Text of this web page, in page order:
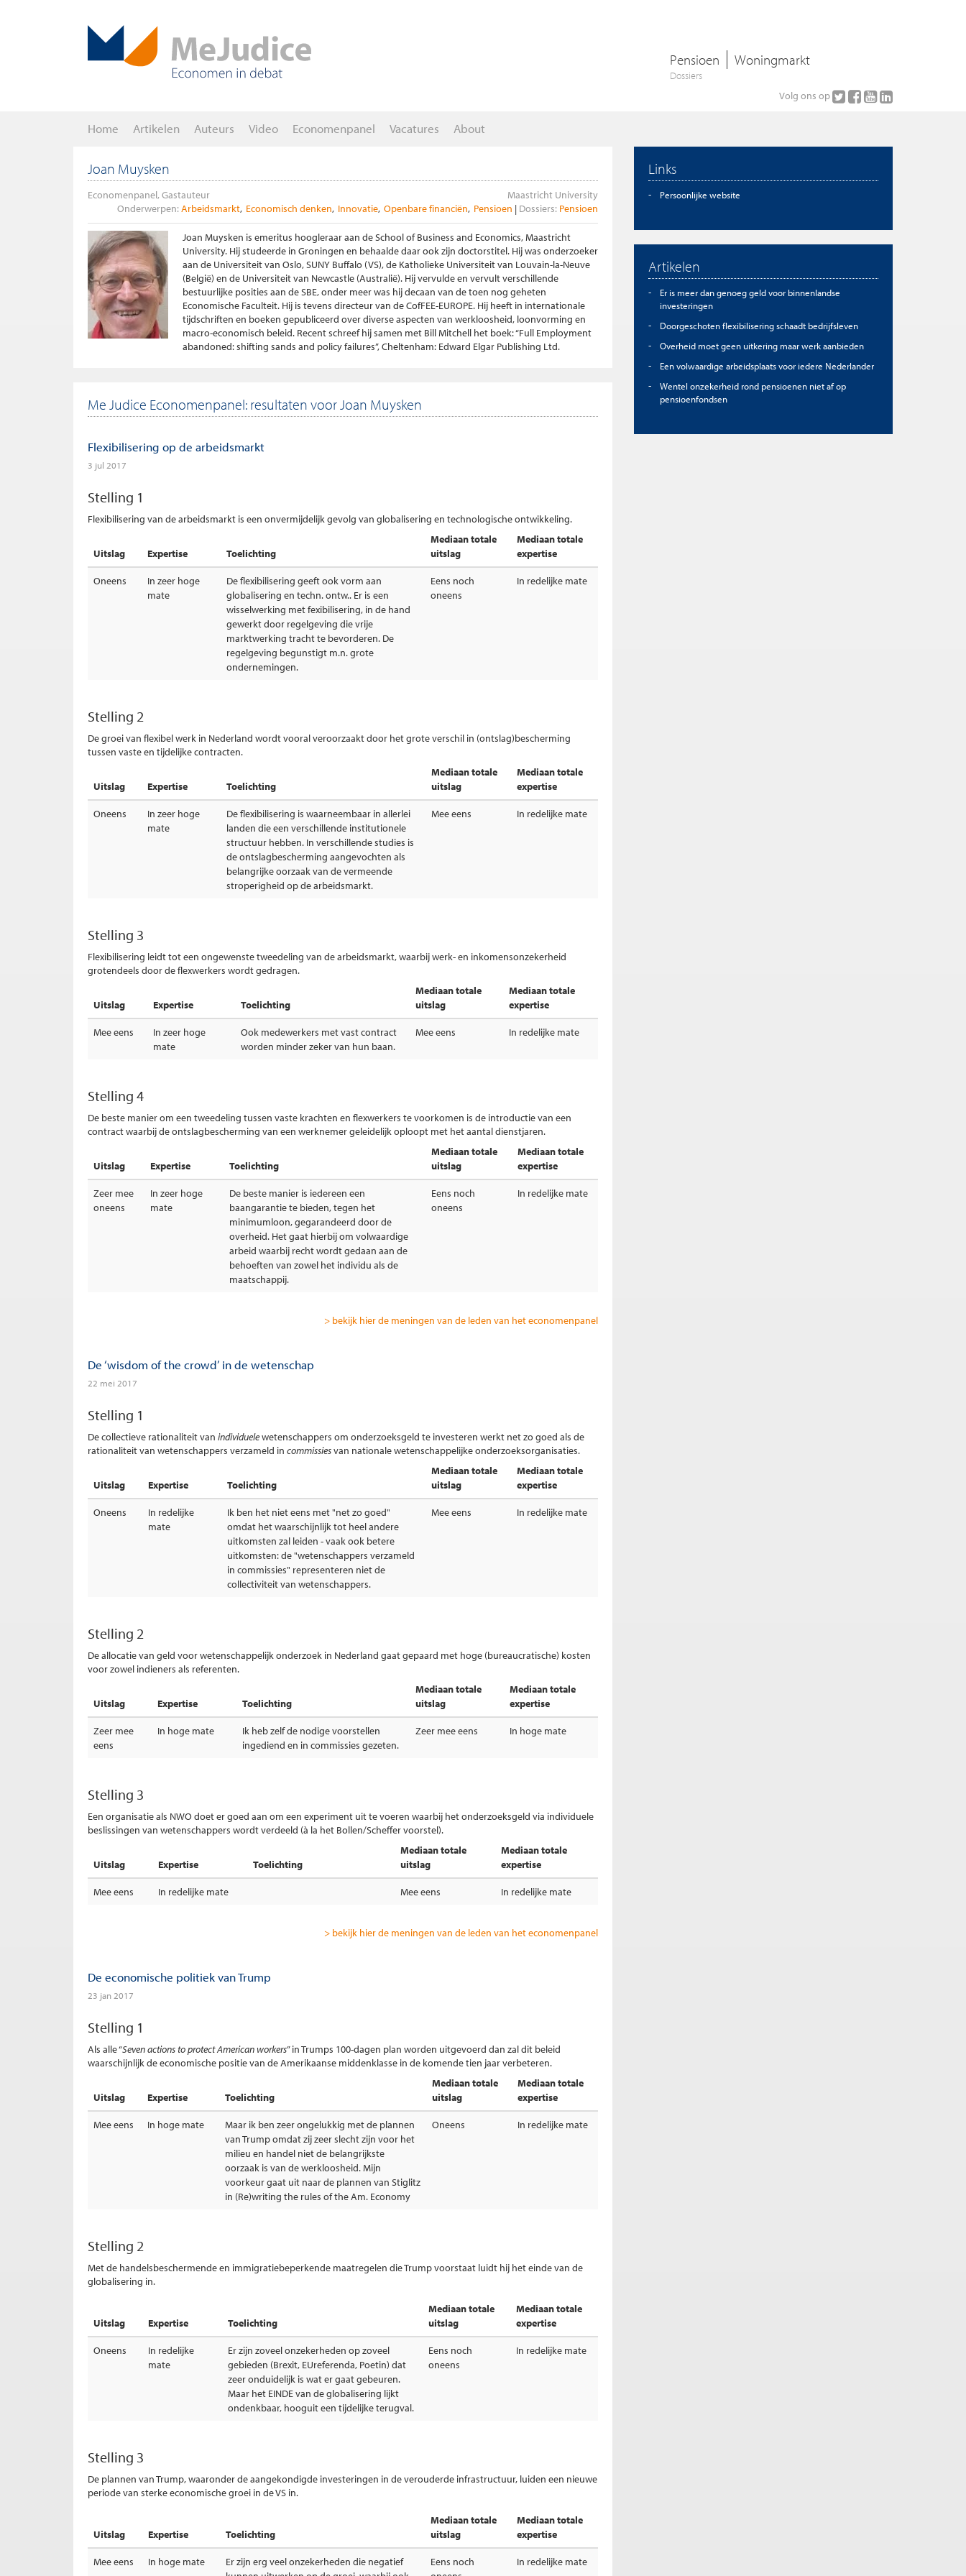
Pensioen Woningmarkt
Dossiers
Volg ons op
Home Artikelen Auteurs Video Economenpanel Vacatures About
Joan Muysken
Economenpanel, Gastauteur
Maastricht University
Onderwerpen: Arbeidsmarkt Economisch denken Innovatie Openbare financiën Pensioen Dossiers: Pensioen
Joan Muysken is emeritus hoogleraar aan de School of Business and Economics, Maastricht
University. Hij studeerde in Groningen en behaalde daar ook zijn doctorstitel. Hij was onderzoeker
aan de Universiteit van Oslo, SUNY Buffalo (VS), de Katholieke Universiteit van Louvain-la-Neuve
(België) en de Universiteit van Newcastle (Australië). Hij vervulde en vervult verschillende
bestuurlijke posities aan de SBE, onder meer was hij decaan van de toen nog geheten
Economische Faculteit. Hij is tevens directeur van de CofFEE-EUROPE. Hij heeft in internationale
tijdschriften en boeken gepubliceerd over diverse aspecten van werkloosheid, loonvorming en
macro-economisch beleid. Recent schreef hij samen met Bill Mitchell het boek: “Full Employment
abandoned: shifting sands and policy failures”, Cheltenham: Edward Elgar Publishing Ltd.
Me Judice Economenpanel: resultaten voor Joan Muysken
Flexibilisering op de arbeidsmarkt
3 jul 2017
Stelling 1
Flexibilisering van de arbeidsmarkt is een onvermijdelijk gevolg van globalisering en technologische ontwikkeling.
Uitslag Expertise Toelichting
Mediaan totale
uitslag
Mediaan totale
expertise
Oneens
In zeer hoge
mate
De flexibilisering geeft ook vorm aan
globalisering en techn. ontw.. Er is een
wisselwerking met fexibilisering, in de hand
gewerkt door regelgeving die vrije
marktwerking tracht te bevorderen. De
regelgeving begunstigt m.n. grote
ondernemingen.
Eens noch
oneens
In redelijke mate
Stelling 2
De groei van flexibel werk in Nederland wordt vooral veroorzaakt door het grote verschil in (ontslag)bescherming
tussen vaste en tijdelijke contracten.
Uitslag Expertise Toelichting
Mediaan totale
uitslag
Mediaan totale
expertise
Oneens
In zeer hoge
mate
De flexibilisering is waarneembaar in allerlei
landen die een verschillende institutionele
structuur hebben. In verschillende studies is
de ontslagbescherming aangevochten als
belangrijke oorzaak van de vermeende
stroperigheid op de arbeidsmarkt.
Mee eens In redelijke mate
Stelling 3
Flexibilisering leidt tot een ongewenste tweedeling van de arbeidsmarkt, waarbij werk- en inkomensonzekerheid
grotendeels door de flexwerkers wordt gedragen.
Uitslag Expertise Toelichting
Mediaan totale
uitslag
Mediaan totale
expertise
Mee eens
In zeer hoge
mate
Ook medewerkers met vast contract
worden minder zeker van hun baan.
Mee eens In redelijke mate
Stelling 4
De beste manier om een tweedeling tussen vaste krachten en flexwerkers te voorkomen is de introductie van een
contract waarbij de ontslagbescherming van een werknemer geleidelijk oploopt met het aantal dienstjaren.
Uitslag Expertise Toelichting
Mediaan totale
uitslag
Mediaan totale
expertise
Zeer mee
oneens
In zeer hoge
mate
De beste manier is iedereen een
baangarantie te bieden, tegen het
minimumloon, gegarandeerd door de
overheid. Het gaat hierbij om volwaardige
arbeid waarbij recht wordt gedaan aan de
behoeften van zowel het individu als de
maatschappij.
Eens noch
oneens
In redelijke mate
> bekijk hier de meningen van de leden van het economenpanel
De ‘wisdom of the crowd’ in de wetenschap
22 mei 2017
Stelling 1
De collectieve rationaliteit van individuelewetenschappers om onderzoeksgeld te investeren werkt net zo goed als de
rationaliteit van wetenschappers verzameld in commissiesvan nationale wetenschappelijke onderzoeksorganisaties.
Uitslag Expertise Toelichting
Mediaan totale
uitslag
Mediaan totale
expertise
Oneens
In redelijke
mate
Ik ben het niet eens met "net zo goed"
omdat het waarschijnlijk tot heel andere
uitkomsten zal leiden - vaak ook betere
uitkomsten: de "wetenschappers verzameld
in commissies" representeren niet de
collectiviteit van wetenschappers.
Mee eens In redelijke mate
Stelling 2
De allocatie van geld voor wetenschappelijk onderzoek in Nederland gaat gepaard met hoge (bureaucratische) kosten
voor zowel indieners als referenten.
Uitslag Expertise Toelichting
Mediaan totale
uitslag
Mediaan totale
expertise
Zeer mee
eens
In hoge mate
Ik heb zelf de nodige voorstellen
ingediend en in commissies gezeten.
Zeer mee eens In hoge mate
Stelling 3
Een organisatie als NWO doet er goed aan om een experiment uit te voeren waarbij het onderzoeksgeld via individuele
beslissingen van wetenschappers wordt verdeeld (à la het Bollen/Scheffer voorstel).
Uitslag Expertise Toelichting
Mediaan totale
uitslag
Mediaan totale
expertise
Mee eens In redelijke mate Mee eens In redelijke mate
> bekijk hier de meningen van de leden van het economenpanel
De economische politiek van Trump
23 jan 2017
Stelling 1
Als alle “Seven actions to protect American workers” in Trumps 100-dagen plan worden uitgevoerd dan zal dit beleid
waarschijnlijk de economische positie van de Amerikaanse middenklasse in de komende tien jaar verbeteren.
Uitslag Expertise Toelichting
Mediaan totale
uitslag
Mediaan totale
expertise
Mee eens In hoge mate
Maar ik ben zeer ongelukkig met de plannen
van Trump omdat zij zeer slecht zijn voor het
milieu en handel niet de belangrijkste
oorzaak is van de werkloosheid. Mijn
voorkeur gaat uit naar de plannen van Stiglitz
in (Re)writing the rules of the Am. Economy
Oneens In redelijke mate
Stelling 2
Met de handelsbeschermende en immigratiebeperkende maatregelen die Trump voorstaat luidt hij het einde van de
globalisering in.
Uitslag Expertise Toelichting
Mediaan totale
uitslag
Mediaan totale
expertise
Oneens
In redelijke
mate
Er zijn zoveel onzekerheden op zoveel
gebieden (Brexit, EUreferenda, Poetin) dat
zeer onduidelijk is wat er gaat gebeuren.
Maar het EINDE van de globalisering lijkt
ondenkbaar, hooguit een tijdelijke terugval.
Eens noch
oneens
In redelijke mate
Stelling 3
De plannen van Trump, waaronder de aangekondigde investeringen in de verouderde infrastructuur, luiden een nieuwe
periode van sterke economische groei in de VS in.
Uitslag Expertise Toelichting
Mediaan totale
uitslag
Mediaan totale
expertise
Mee eens In hoge mate
Er zijn erg veel onzekerheden die negatief
Eens noch
In redelijke mate
Links
Persoonlijke website
Artikelen
Er is meer dan genoeg geld voor binnenlandse
investeringen
Doorgeschoten flexibilisering schaadt bedrijfsleven
Overheid moet geen uitkering maar werk aanbieden
Een volwaardige arbeidsplaats voor iedere Nederlander
Wentel onzekerheid rond pensioenen niet af op
pensioenfondsen